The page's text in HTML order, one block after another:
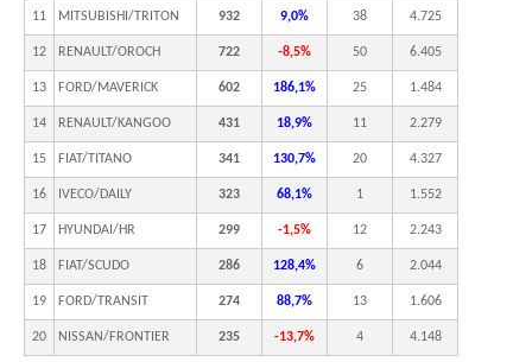
11 MITSUBISHI/TRITON 932 9,0% 38 4.725
12 RENAULT/OROCH 722 -8,5% 50 6.405
13 FORD/MAVERICK 602 186,1% 25 1.484
14 RENAULT/KANGOO 431 18,9% 11 2.279
15 FIAT/TITANO 341 130,7% 20 4.327
16 IVECO/DAILY 323 68,1% 1 1.552
17 HYUNDAI/HR 299 -1,5% 12 2.243
18 FIAT/SCUDO 286 128,4% 6 2.044
19 FORD/TRANSIT 274 88,7% 13 1.606
20 NISSAN/FRONTIER 235 -13,7% 4 4.148